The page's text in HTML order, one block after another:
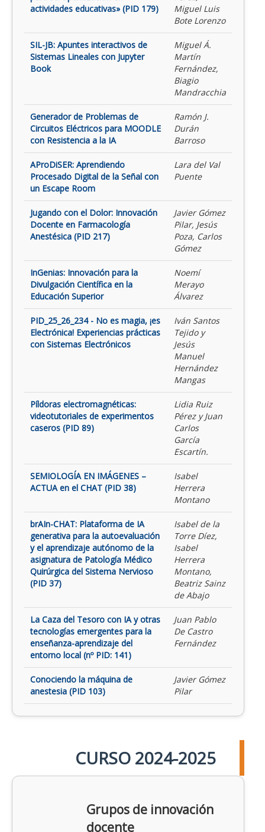
actividades educativas» (PID 179)
Miguel Luis
Bote Lorenzo
SIL-JB: Apuntes interactivos de
Sistemas Lineales con Jupyter
Book
Miguel Á.
Martín
Fernández,
Biagio
Mandracchia
Generador de Problemas de
Circuitos Eléctricos para MOODLE
con Resistencia a la IA
Ramón J.
Durán
Barroso
AProDiSER: Aprendiendo
Procesado Digital de la Señal con
un Escape Room
Lara del Val
Puente
Jugando con el Dolor: Innovación
Docente en Farmacología
Anestésica (PID 217)
Javier Gómez
Pilar, Jesús
Poza, Carlos
Gómez
InGenias: Innovación para la
Divulgación Científica en la
Educación Superior
Noemí
Merayo
Álvarez
PID_25_26_234 - No es magia, ¡es
Electrónica! Experiencias prácticas
con Sistemas Electrónicos
Iván Santos
Tejido y
Jesús
Manuel
Hernández
Mangas
Píldoras electromagnéticas:
videotutoriales de experimentos
caseros (PID 89)
Lidia Ruiz
Pérez y Juan
Carlos
García
Escartín.
SEMIOLOGÍA EN IMÁGENES –
ACTUA en el CHAT (PID 38)
Isabel
Herrera
Montano
brAIn-CHAT: Plataforma de IA
generativa para la autoevaluación
y el aprendizaje autónomo de la
asignatura de Patología Médico
Quirúrgica del Sistema Nervioso
(PID 37)
Isabel de la
Torre Díez,
Isabel
Herrera
Montano,
Beatriz Sainz
de Abajo
La Caza del Tesoro con IA y otras
tecnologías emergentes para la
enseñanza-aprendizaje del
entorno local (nº PID: 141)
Juan Pablo
De Castro
Fernández
Conociendo la máquina de
anestesia (PID 103)
Javier Gómez
Pilar
CURSO 2024-2025
Grupos de innovación
docente